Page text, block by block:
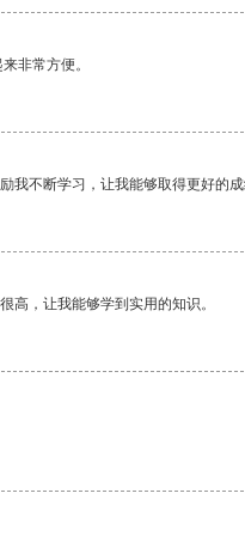
非常方便。
我不断学习，让我能够取得更好的
高，让我能够学到实用的知识。